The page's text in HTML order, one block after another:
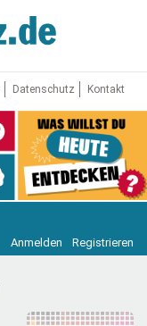
Datenschutz Kontakt
Anmelden Registrieren